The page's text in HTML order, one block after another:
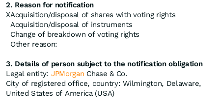
2. Reason for notification
XAcquisition/disposal of shares with voting rights
Acquisition/disposal of instruments
Change of breakdown of voting rights
Other reason:
3. Details of person subject to the notification obligation
Legal entity: JPMorgan Chase & Co.
City of registered office, country: Wilmington, Delaware,
United States of America (USA)